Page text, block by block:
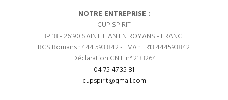
NOTRE ENTREPRISE :
CUP SPIRIT
BP 18 - 26190 SAINT JEAN EN ROYANS - FRANCE
RCS Romans : 444 593 842 - TVA : FR13 444593842.
Déclaration CNIL n° 2133264
04 75 47 35 81
cupspirit@gmail.com